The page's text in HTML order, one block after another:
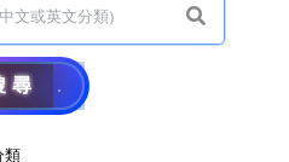
尋
類